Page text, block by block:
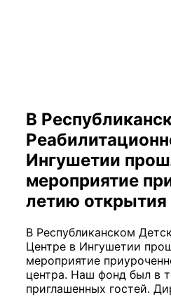
В
Ингушетии
мероприятие
летию открытия
В Республиканском
Центре в Ингушетии
мероприятие
центра. Наш фонд был в
приглашенных гостей.